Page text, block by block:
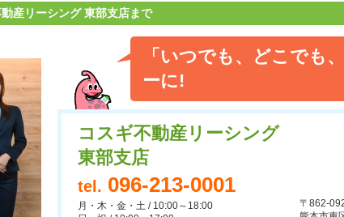
産リーシング 東部支店まで
「いつでも、どこでも
ーに!
コスギ不動産リーシング
東部支店
tel. 096-213-0001
月・木・金・土 / 10:00～18:00
〒862-